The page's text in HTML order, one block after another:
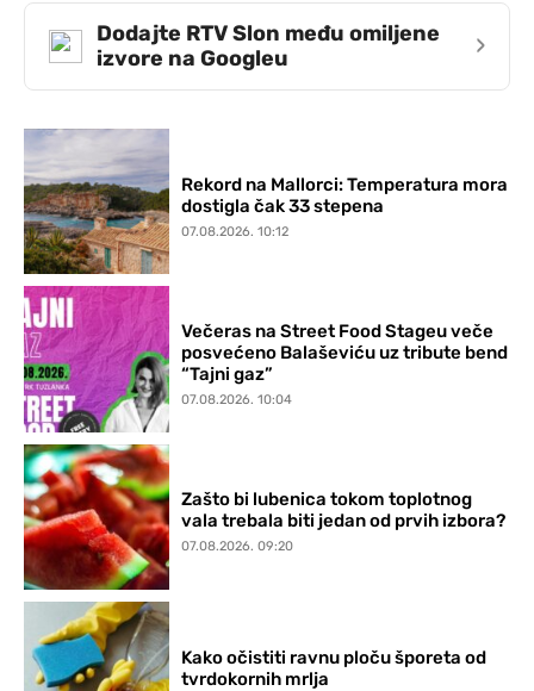
Dodajte RTV Slon među omiljene
izvore na Googleu
›
Rekord na Mallorci: Temperatura mora
dostigla čak 33 stepena
07.08.2026. 10:12
Večeras na Street Food Stageu veče
posvećeno Balaševiću uz tribute bend
“Tajni gaz”
07.08.2026. 10:04
Zašto bi lubenica tokom toplotnog
vala trebala biti jedan od prvih izbora?
07.08.2026. 09:20
Kako očistiti ravnu ploču šporeta od
tvrdokornih mrlja